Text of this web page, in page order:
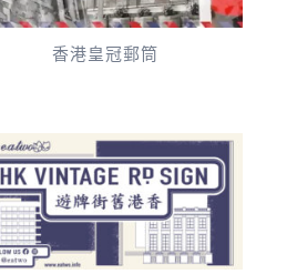
香港皇冠郵筒